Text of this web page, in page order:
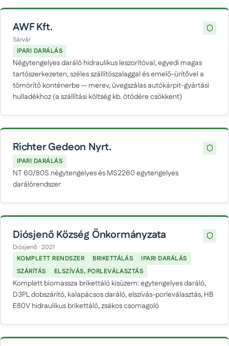
AWF Kft.
Sárvár
IPARI DARÁLÁS
Négytengelyes daráló hidraulikus leszorítóval, egyedi magas
tartószerkezeten, széles szállítószalaggal és emelő-ürítővel a
tömörítő konténerbe — merev, üvegszálas autókárpit-gyártási
hulladékhoz (a szállítási költség kb. ötödére csökkent)
Richter Gedeon Nyrt.
IPARI DARÁLÁS
NT 60/80S négytengelyes és MS2260 egytengelyes
darálórendszer
Diósjenő Község Önkormányzata
Diósjenő · 2021
KOMPLETT RENDSZER
BRIKETTÁLÁS
IPARI DARÁLÁS
SZÁRÍTÁS
ELSZÍVÁS, PORLEVÁLASZTÁS
Komplett biomassza brikettáló kisüzem: egytengelyes daráló,
D3PL dobszárító, kalapácsos daráló, elszívás-porleválasztás, HB
E80V hidraulikus brikettáló, zsákos csomagoló